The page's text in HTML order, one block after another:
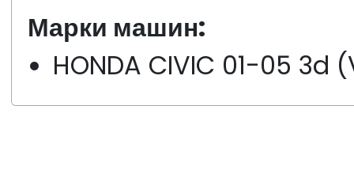
Марки машин:
HONDA CIVIC 01-05 3d